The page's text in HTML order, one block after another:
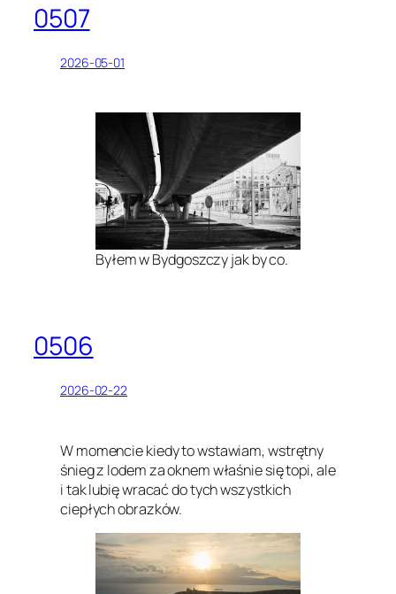
0507
2026-05-01
Byłem w Bydgoszczy jak by co.
0506
2026-02-22
W momencie kiedy to wstawiam, wstrętny
śnieg z lodem za oknem właśnie się topi, ale
i tak lubię wracać do tych wszystkich
ciepłych obrazków.